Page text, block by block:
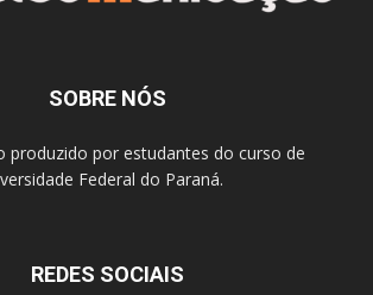
SOBRE NÓS
produzido por estudantes do curso de
Federal do Paraná.
REDES SOCIAIS